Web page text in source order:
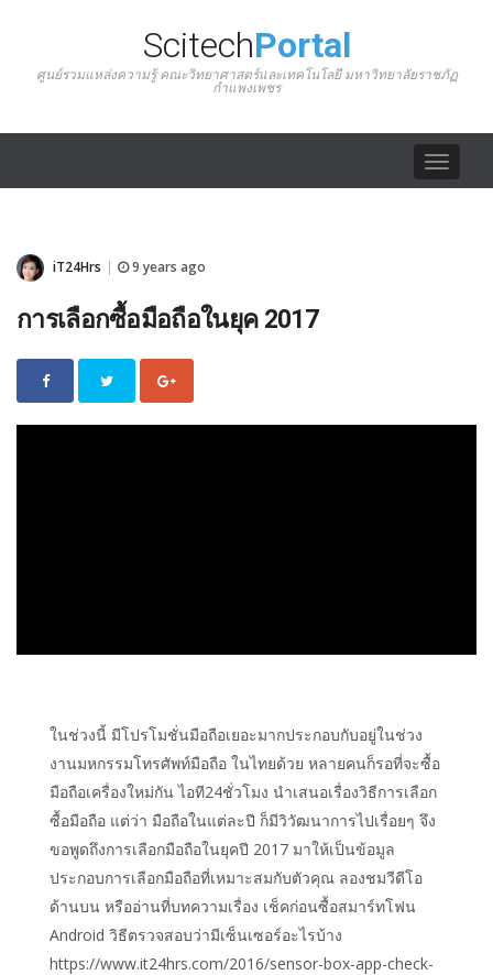
ScitechPortal
ศูนย์รวมแหล่งความรู้ คณะวิทยาศาสตร์และเทคโนโลยี มหาวิทยาลัยราชภัฏ
กำแพงเพชร
Toggle
iT24Hrs 9 years ago
การเลือกซื้อมือถือในยุค 2017
ในช่วงนี้ มีโปรโมชั่นมือถือเยอะมากประกอบกับอยู่ในช่วง
งานมหกรรมโทรศัพท์มือถือ ในไทยด้วย หลายคนก็รอที่จะซื้อ
มือถือเครื่องใหม่กัน ไอที24ชั่วโมง นำเสนอเรื่องวิธีการเลือก
ซื้อมือถือ แต่ว่า มือถือในแต่ละปี ก็มีวิวัฒนาการไปเรื่อยๆ จึง
ขอพูดถึงการเลือกมือถือในยุคปี 2017 มาให้เป็นข้อมูล
ประกอบการเลือกมือถือที่เหมาะสมกับตัวคุณ ลองชมวีดีโอ
ด้านบน หรืออ่านที่บทความเรื่อง เช็คก่อนซื้อสมาร์ทโฟน
Android วิธีตรวจสอบว่ามีเซ็นเซอร์อะไรบ้าง
https://www.it24hrs.com/2016/sensor-box-app-check-